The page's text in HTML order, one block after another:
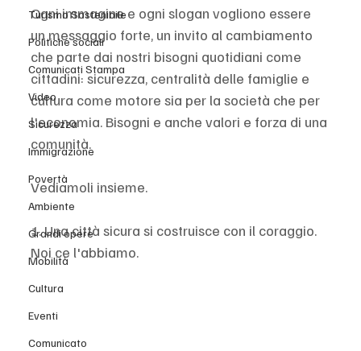
Turismo Sostenibile
Politiche sociali
Comunicati Stampa
Video
Sicurezza
Immigrazione
Povertà
Ambiente
Grandi opere
Mobilità
Cultura
Eventi
Comunicato
Ogni immagine e ogni slogan vogliono essere
un messaggio forte, un invito al cambiamento
che parte dai nostri bisogni quotidiani come
cittadini: sicurezza, centralità delle famiglie e
cultura come motore sia per la società che per
l'economia. Bisogni e anche valori e forza di una
comunità.
Vediamoli insieme.
1. Una città sicura si costruisce con il coraggio.
Noi ce l'abbiamo.